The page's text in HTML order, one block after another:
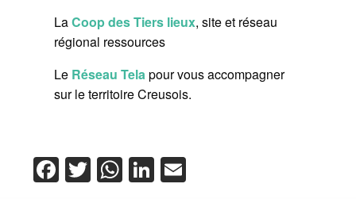
LaCoop des Tiers lieux, site et réseau
régional ressources
Le Réseau Telapour vous accompagner
sur le territoire Creusois.
Facebook
Twitter
WhatsApp
LinkedIn